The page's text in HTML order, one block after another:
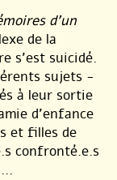
d’un
de la
s’est suicidé.
sujets -
à leur sortie
d’enfance
et filles de
confronté.e.s